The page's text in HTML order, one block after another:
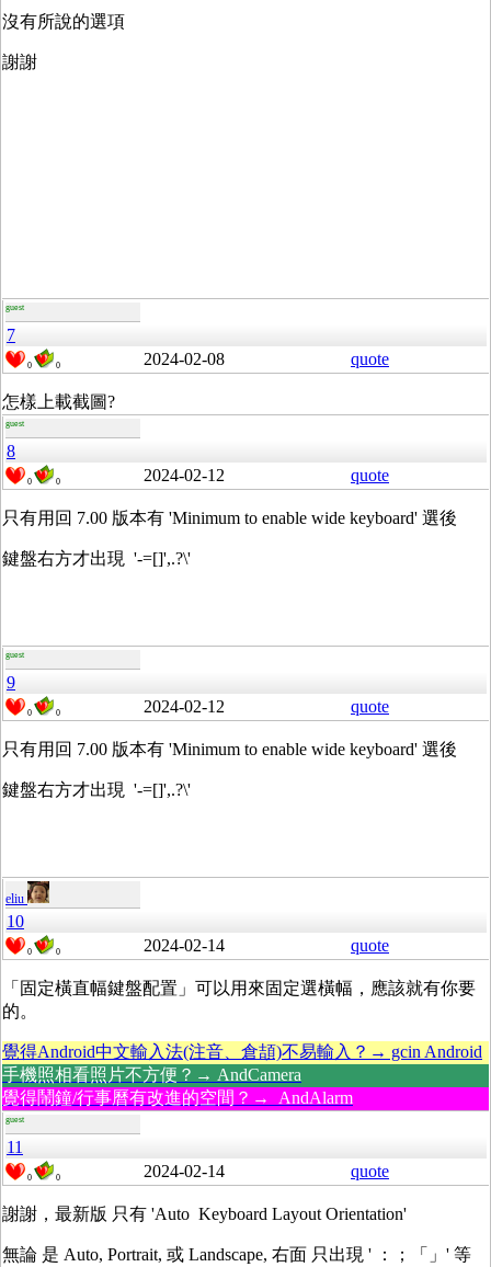
沒有所說的選項
謝謝
guest
7
0 0 2024-02-08 quote
怎樣上載截圖?
guest
8
0 0 2024-02-12 quote
只有用回 7.00 版本有 'Minimum to enable wide keyboard' 選後
鍵盤右方才出現 '-=[]',.?\'
guest
9
0 0 2024-02-12 quote
只有用回 7.00 版本有 'Minimum to enable wide keyboard' 選後
鍵盤右方才出現 '-=[]',.?\'
eliu
10
0 0 2024-02-14 quote
「固定橫直幅鍵盤配置」可以用來固定選橫幅，應該就有你要
的。
覺得Android中文輸入法(注音、倉頡)不易輸入？→ gcin Android
手機照相看照片不方便？→ AndCamera
覺得鬧鐘/行事曆有改進的空間？→ AndAlarm
guest
11
0 0 2024-02-14 quote
謝謝，最新版 只有 'Auto Keyboard Layout Orientation'
無論 是 Auto, Portrait, 或 Landscape, 右面 只出現 ' ：；「」' 等